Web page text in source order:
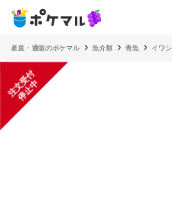
産直・通販のポケマル 魚介類 青魚 イワシ
注
文
受
付
停
止
中